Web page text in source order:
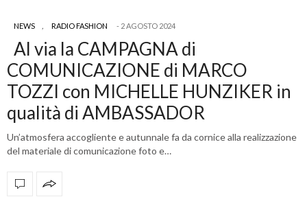
NEWS , RADIO FASHION 2 AGOSTO 2024
Al via la CAMPAGNA di
COMUNICAZIONE di MARCO
TOZZI con MICHELLE HUNZIKER in
qualità di AMBASSADOR
Un’atmosfera accogliente e autunnale fa da cornice alla realizzazione
del materiale di comunicazione foto e…